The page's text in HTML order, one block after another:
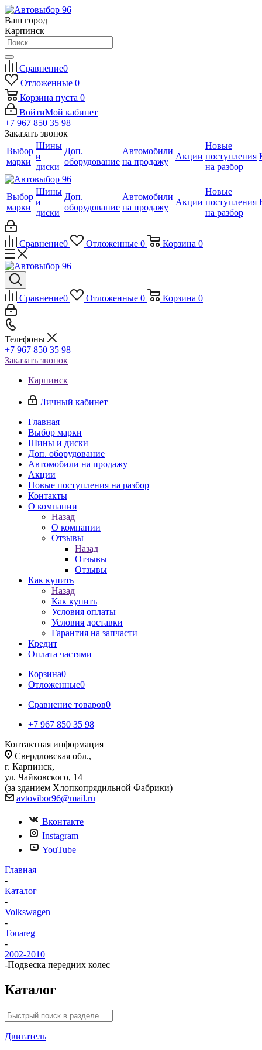
Ваш город
Карпинск
Сравнение0
Отложенные 0
Корзина пуста 0
ВойтиМой кабинет
+7 967 850 35 98
Заказать звонок
Выбор
марки
Шины
и
диски
Доп.
оборудование
Автомобили
на продажу
Акции
Новые
поступления
на разбор
Выбор
марки
Шины
и
диски
Доп.
оборудование
Автомобили
на продажу
Акции
Новые
поступления
на разбор
Сравнение0 Отложенные 0 Корзина 0
Сравнение0 Отложенные 0 Корзина 0
Телефоны
+7 967 850 35 98
Заказать звонок
Карпинск
Личный кабинет
Главная
Выбор марки
Шины и диски
Доп. оборудование
Автомобили на продажу
Акции
Новые поступления на разбор
Контакты
О компании
Назад
О компании
Отзывы
Назад
Отзывы
Отзывы
Как купить
Назад
Как купить
Условия оплаты
Условия доставки
Гарантия на запчасти
Кредит
Оплата частями
Корзина0
Отложенные0
Сравнение товаров0
+7 967 850 35 98
Контактная информация
Свердловская обл.,
г. Карпинск,
ул. Чайковского, 14
(за зданием Хлопкопрядильной Фабрики)
avtovibor96@mail.ru
Вконтакте
Instagram
YouTube
Главная
-
Каталог
-
Volkswagen
-
Touareg
-
2002-2010
-Подвеска передних колес
Каталог
Двигатель